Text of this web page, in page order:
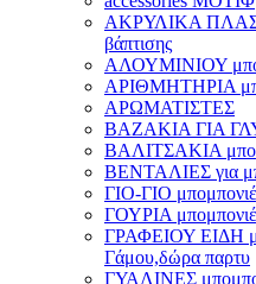
ΑΚΡΥΛΙΚΑ
βάπτισης
ΑΛΟΥΜΙΝΙΟΥ
ΑΡΙΘΜΗΤΗΡΙΑ
ΑΡΩΜΑΤΙΣΤΕΣ
ΒΑΖΑΚΙΑ ΓΙΑ
ΒΑΛΙΤΣΑΚΙΑ
ΒΕΝΤΑΛΙΕΣ για
ΓΙΟ-ΓΙΟ
ΓΟΥΡΙΑ
ΓΡΑΦΕΙΟΥ ΕΙΔΗ
Γάμου,δώρα παρτυ
ΓΥΑΛΙΝΕΣ